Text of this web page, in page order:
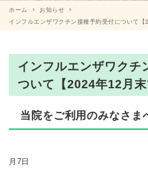
ホーム
お知らせ
インフルエンザワクチン接種予約受付について【
インフルエンザワクチ
ついて【2024年12月末
当院をご利用のみなさま
月7日